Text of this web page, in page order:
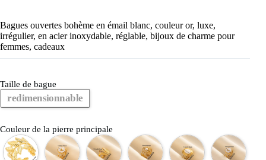
Bagues ouvertes bohème en émail blanc, couleur or, luxe,
irrégulier, en acier inoxydable, réglable, bijoux de charme pour
femmes, cadeaux
Taille de bague
redimensionnable
Couleur de la pierre principale